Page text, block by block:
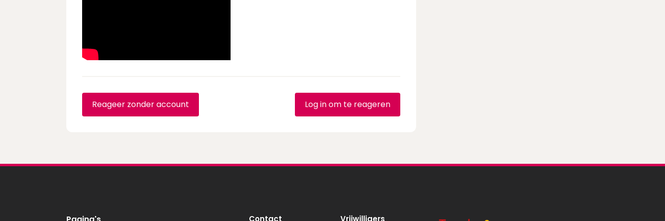
Reageer zonder account Log in om te reageren
Contact Vrijwilligers